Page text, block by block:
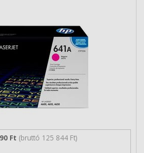
Ft (bruttó 125 844 Ft)